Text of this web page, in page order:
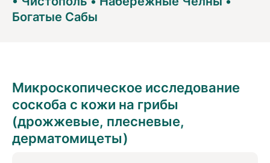
Богатые Сабы
Микроскопическое исследование
соскоба с кожи на грибы
(дрожжевые, плесневые,
дерматомицеты)